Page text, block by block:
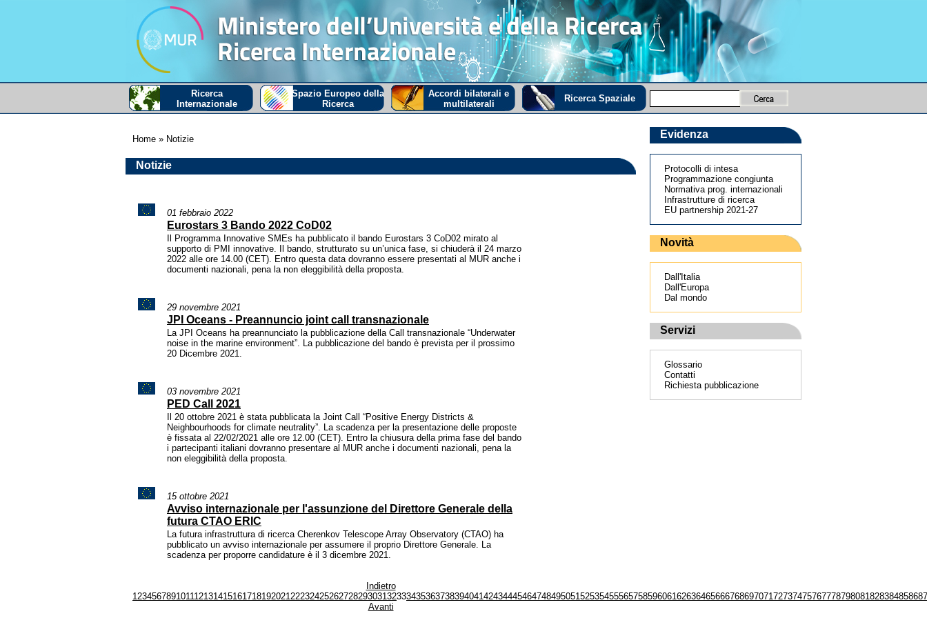
Ricerca
Internazionale
Spazio Europeo della
Ricerca
Accordi bilaterali e
multilaterali
Ricerca Spaziale
Home » Notizie
Notizie
01 febbraio 2022
Eurostars 3 Bando 2022 CoD02
Il Programma Innovative SMEs ha pubblicato il bando Eurostars 3 CoD02 mirato al
supporto di PMI innovative. Il bando, strutturato su un’unica fase, si chiuderà il 24 marzo
2022 alle ore 14.00 (CET). Entro questa data dovranno essere presentati al MUR anche i
documenti nazionali, pena la non eleggibilità della proposta.
29 novembre 2021
JPI Oceans - Preannuncio joint call transnazionale
La JPI Oceans ha preannunciato la pubblicazione della Call transnazionale “Underwater
noise in the marine environment”. La pubblicazione del bando è prevista per il prossimo
20 Dicembre 2021.
03 novembre 2021
PED Call 2021
Il 20 ottobre 2021 è stata pubblicata la Joint Call “Positive Energy Districts &
Neighbourhoods for climate neutrality”. La scadenza per la presentazione delle proposte
è fissata al 22/02/2021 alle ore 12.00 (CET). Entro la chiusura della prima fase del bando
i partecipanti italiani dovranno presentare al MUR anche i documenti nazionali, pena la
non eleggibilità della proposta.
15 ottobre 2021
Avviso internazionale per l'assunzione del Direttore Generale della
futura CTAO ERIC
La futura infrastruttura di ricerca Cherenkov Telescope Array Observatory (CTAO) ha
pubblicato un avviso internazionale per assumere il proprio Direttore Generale. La
scadenza per proporre candidature è il 3 dicembre 2021.
Indietro
123456789101112131415161718192021222324252627282930313233343536373839404142434445464748495051525354555657585960616263646566676869707172737475767778798081828384858687
Avanti
Evidenza
Protocolli di intesa
Programmazione congiunta
Normativa prog. internazionali
Infrastrutture di ricerca
EU partnership 2021-27
Novità
Dall'Italia
Dall'Europa
Dal mondo
Servizi
Glossario
Contatti
Richiesta pubblicazione